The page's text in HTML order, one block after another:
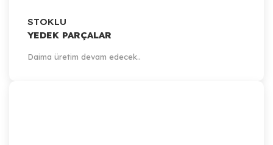
STOKLU
YEDEK PARÇALAR
Daima üretim devam edecek..